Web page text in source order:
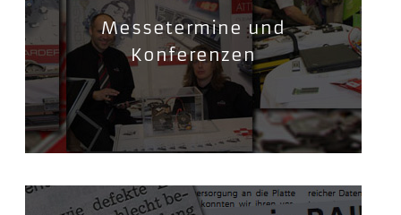
Messetermine und
Konferenzen